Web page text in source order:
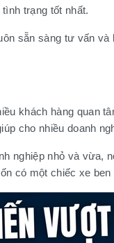
trạng tốt nhất.
sẵn sàng tư vấn
khách hàng quan
cho nhiều doanh
nghiệp nhỏ và
có một chiếc xe